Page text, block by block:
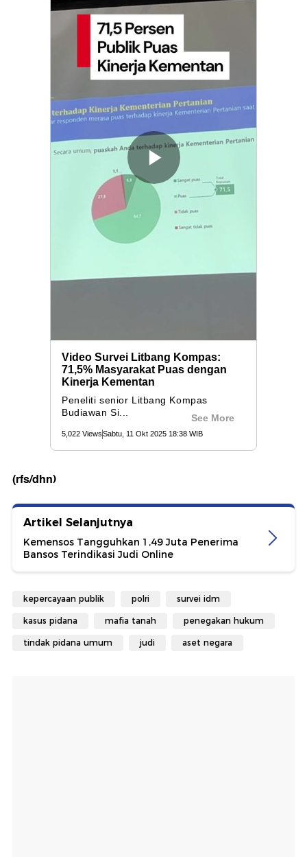
(rfs/dhn)
Artikel Selanjutnya
Kemensos Tangguhkan 1,49 Juta Penerima
Bansos Terindikasi Judi Online
kepercayaan publik polri survei idm
kasus pidana mafia tanah penegakan hukum
tindak pidana umum judi aset negara